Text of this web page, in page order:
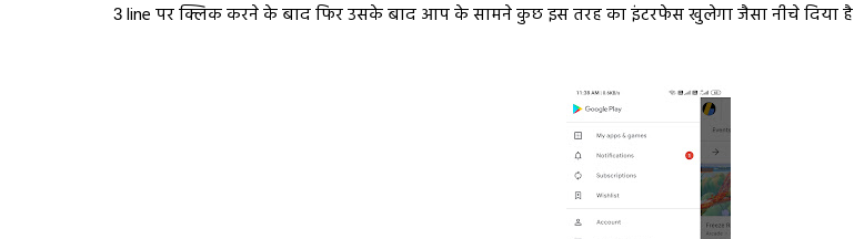
3 line पर क्लिक करने के बाद फिर उसके बाद आप के सामने कुछ इस तरह का इंटरफेस खुलेगा जैसा नीचे दिया है